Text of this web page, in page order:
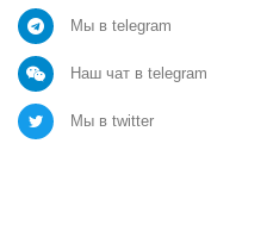
Мы в telegram
Наш чат в telegram
Мы в twitter